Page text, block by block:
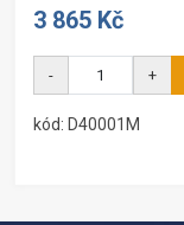
3 865 Kč
- +
kód: D40001M